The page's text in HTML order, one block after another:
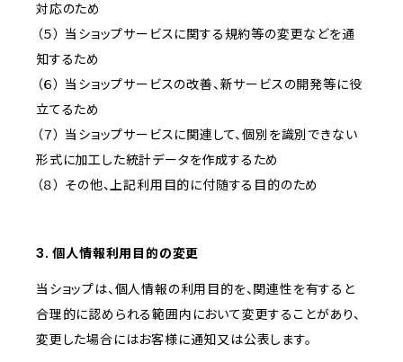
対応のため
（５） 当ショップサービスに関する規約等の変更などを通
知するため
（６） 当ショップサービスの改善、新サービスの開発等に役
立てるため
（７） 当ショップサービスに関連して、個別を識別できない
形式に加工した統計データを作成するため
（８） その他、上記利用目的に付随する目的のため
3. 個人情報利用目的の変更
当ショップは、個人情報の利用目的を、関連性を有すると
合理的に認められる範囲内において変更することがあり、
変更した場合にはお客様に通知又は公表します。